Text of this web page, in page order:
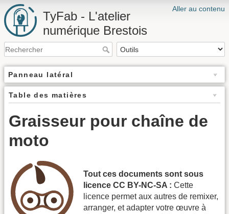
Aller au contenu
TyFab - L'atelier
numérique Brestois
Panneau latéral
Table des matières
Graisseur pour chaîne de
moto
Tout ces documents sont sous
licence CC BY-NC-SA : Cette
licence permet aux autres de remixer,
arranger, et adapter votre œuvre à